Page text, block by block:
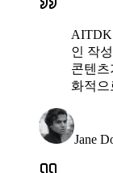
AITDK
인 작
콘텐츠
화적
Jane